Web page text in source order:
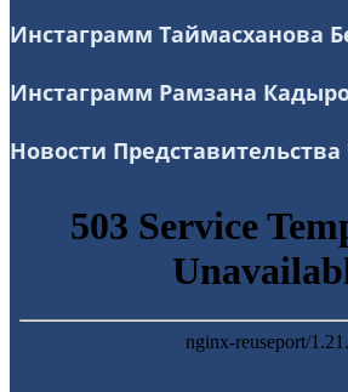
Инстаграмм Таймасханова
Инстаграмм Рамзана
Новости Представительства